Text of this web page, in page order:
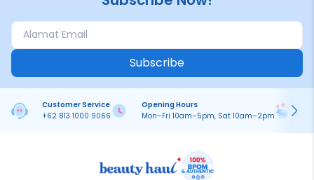
Subscribe
Customer Service
+62 813 1000 9066
Opening Hours
Mon–Fri 10am–5pm, Sat 10am–2pm